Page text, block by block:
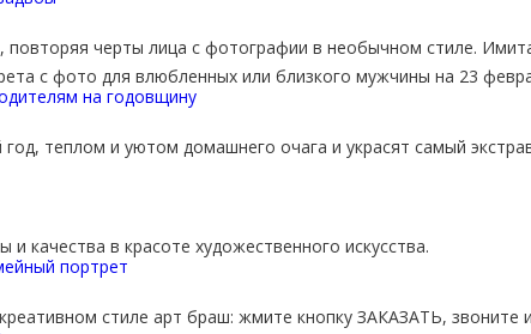
черты лица с фотографии в необычном стиле.
с фото для влюбленных или близкого мужчины на 23
теплом и уютом домашнего очага и украсят самый
качества в красоте художественного искусства.
стиле арт браш: жмите кнопку ЗАКАЗАТЬ, звоните